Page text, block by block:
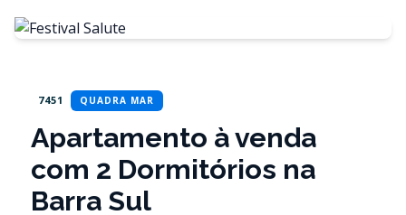
7451 QUADRA MAR
Apartamento à venda
com 2 Dormitórios na
Barra Sul